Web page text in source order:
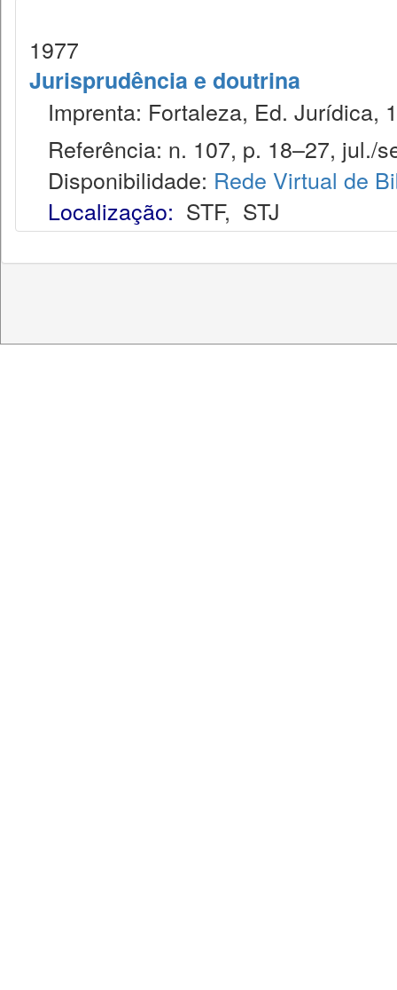
1977
Jurisprudência e doutrina
Imprenta: Fortaleza, Ed. Jurídica,
Referência: n. 107, p. 18–27, jul./
Disponibilidade: Rede Virtual de
Localização: STF, STJ